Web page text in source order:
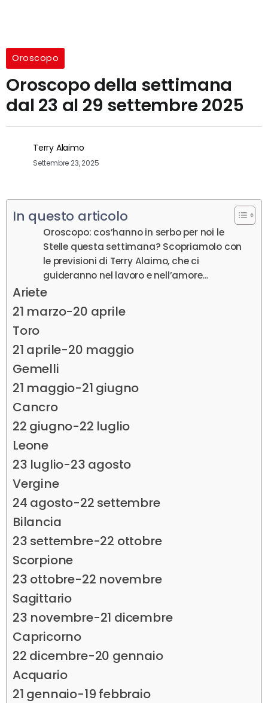
Oroscopo
Oroscopo della settimana
dal 23 al 29 settembre 2025
Terry Alaimo
Settembre 23, 2025
In questo articolo
Oroscopo: cos’hanno in serbo per noi le
Stelle questa settimana? Scopriamolo con
le previsioni di Terry Alaimo, che ci
guideranno nel lavoro e nell’amore…
Ariete
21 marzo-20 aprile
Toro
21 aprile-20 maggio
Gemelli
21 maggio-21 giugno
Cancro
22 giugno-22 luglio
Leone
23 luglio-23 agosto
Vergine
24 agosto-22 settembre
Bilancia
23 settembre-22 ottobre
Scorpione
23 ottobre-22 novembre
Sagittario
23 novembre-21 dicembre
Capricorno
22 dicembre-20 gennaio
Acquario
21 gennaio-19 febbraio